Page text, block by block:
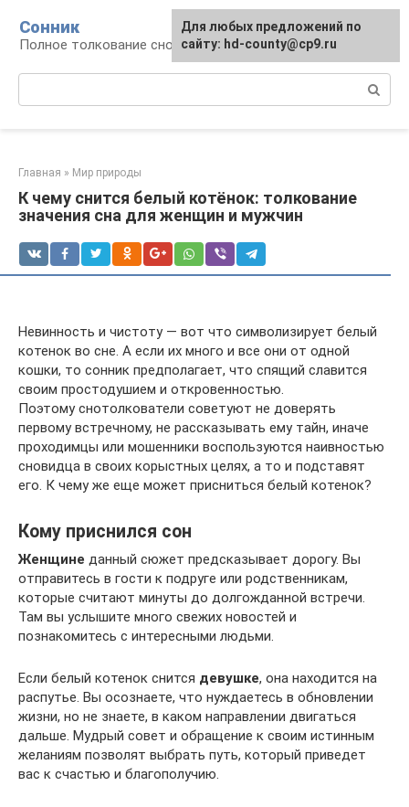
контенту
Сонник
Полное толкование снов
Главная » Мир природы
К чему снится белый котёнок: толкование
значения сна для женщин и мужчин
Невинность и чистоту — вот что символизирует белый
котенок во сне. А если их много и все они от одной
кошки, то сонник предполагает, что спящий славится
своим простодушием и откровенностью.
Поэтому снотолкователи советуют не доверять
первому встречному, не рассказывать ему тайн, иначе
проходимцы или мошенники воспользуются наивностью
сновидца в своих корыстных целях, а то и подставят
его. К чему же еще может присниться белый котенок?
Кому приснился сон
Женщине данный сюжет предсказывает дорогу. Вы
отправитесь в гости к подруге или родственникам,
которые считают минуты до долгожданной встречи.
Там вы услышите много свежих новостей и
познакомитесь с интересными людьми.
Если белый котенок снится девушке, она находится на
распутье. Вы осознаете, что нуждаетесь в обновлении
жизни, но не знаете, в каком направлении двигаться
дальше. Мудрый совет и обращение к своим истинным
желаниям позволят выбрать путь, который приведет
вас к счастью и благополучию.
Для любых предложений по
сайту: hd-county@cp9.ru